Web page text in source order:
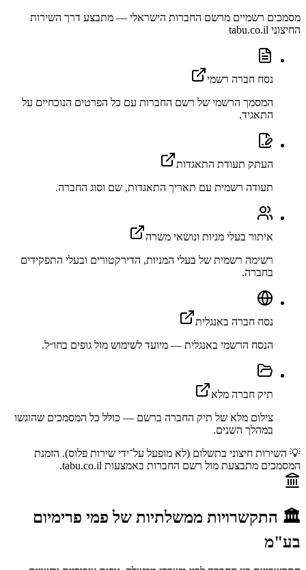
מסמכים רשמיים מרשם החברות הישראלי — מתבצע דרך השירות
החיצוני tabu.co.il
נסח חברה רשמי
המסמך הרשמי של רשם החברות עם כל הפרטים הנוכחיים על
התאגיד.
העתק תעודת התאגדות
תעודה רשמית עם תאריך התאגדות, שם וסוג החברה.
איתור בעלי מניות ונושאי משרה
רשימה רשמית של בעלי המניות, הדירקטורים ובעלי התפקידים
בחברה.
נסח חברה באנגלית
הנסח הרשמי באנגלית — מיועד לשימוש מול גופים בחו״ל.
תיק חברה מלא
צילום מלא של תיק החברה ברשם — כולל כל המסמכים שהוגשו
במהלך השנים.
💡 השירות חיצוני בתשלום (לא מופעל על־ידי שירות פלוס). הזמנת
המסמכים מתבצעת מול רשם החברות באמצעות tabu.co.il.
🏛️ התקשרויות ממשלתיות של פמי פרימיום
בע"מ